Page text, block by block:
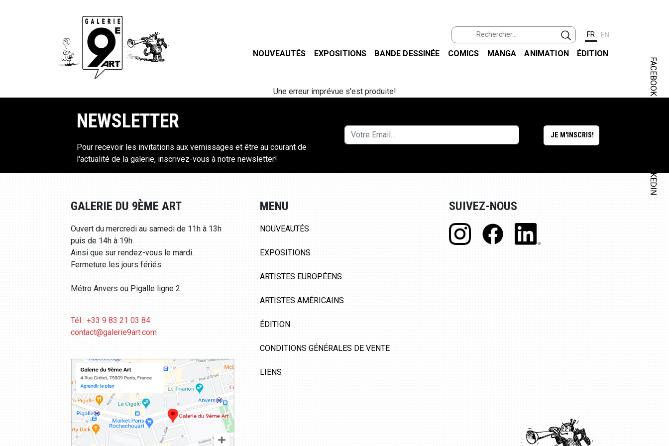
FR EN
NOUVEAUTÉS EXPOSITIONS BANDE DESSINÉE COMICS MANGA ANIMATION ÉDITION
FACEBOOK
LINKEDIN
Une erreur imprévue s'est produite!
NEWSLETTER
Pour recevoir les invitations aux vernissages et être au courant de
l'actualité de la galerie, inscrivez-vous à notre newsletter!
GALERIE DU 9ÈME ART
Ouvert du mercredi au samedi de 11h à 13h
puis de 14h à 19h.
Ainsi que sur rendez-vous le mardi.
Fermeture les jours fériés.
Métro Anvers ou Pigalle ligne 2.
Tél : +33 9 83 21 03 84
contact@galerie9art.com
MENU
NOUVEAUTÉS
EXPOSITIONS
ARTISTES EUROPÉENS
ARTISTES AMÉRICAINS
ÉDITION
CONDITIONS GÉNÉRALES DE VENTE
LIENS
SUIVEZ-NOUS